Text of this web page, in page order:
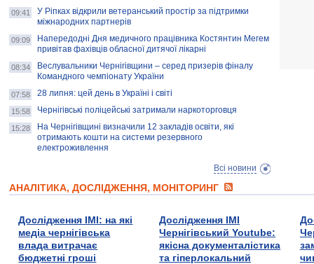
09:41
У Ріпках відкрили ветеранський простір за підтримки
міжнародних партнерів
09:09
Напередодні Дня медичного працівника Костянтин Мегем
привітав фахівців обласної дитячої лікарні
08:34
Веслувальники Чернігівщини – серед призерів фіналу
Командного чемпіонату України
07:58 28 липня: цей день в Україні і світі
15:58 Чернігівські поліцейські затримали наркоторговця
15:28
На Чернігівщині визначили 12 закладів освіти, які
отримають кошти на системи резервного
електроживлення
Всі новини
АНАЛІТИКА, ДОСЛІДЖЕННЯ, МОНІТОРИНГ
Дослідження ІМІ: на які
медіа чернігівська
влада витрачає
бюджетні гроші
Дослідження ІМІ
Чернігівський Youtube:
якісна документалістика
та гіперлокальний